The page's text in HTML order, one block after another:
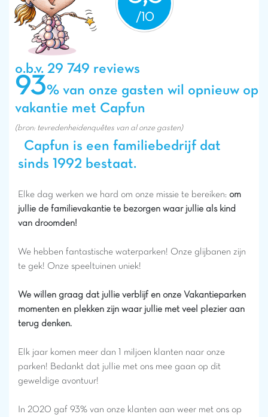
o.b.v. 29 749 reviews
93% van onze gasten wil opnieuw op
vakantie met Capfun
(bron: tevredenheidenquêtes van al onze gasten)
Capfun is een familiebedrijf dat
sinds 1992 bestaat.
Elke dag werken we hard om onze missie te bereiken: om
jullie de familievakantie te bezorgen waar jullie als kind
van droomden!
We hebben fantastische waterparken! Onze glijbanen zijn
te gek! Onze speeltuinen uniek!
We willen graag dat jullie verblijf en onze Vakantieparken
momenten en plekken zijn waar jullie met veel plezier aan
terug denken.
Elk jaar komen meer dan 1 miljoen klanten naar onze
parken! Bedankt dat jullie met ons mee gaan op dit
geweldige avontuur!
In 2020 gaf 93% van onze klanten aan weer met ons op